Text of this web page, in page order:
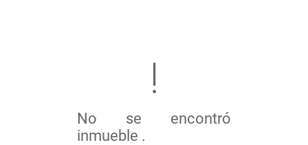
No se encontró
inmueble .